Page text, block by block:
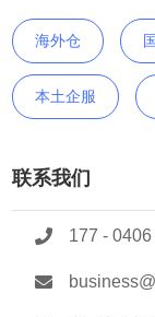
海外仓
本土企服
联系我们
177 -